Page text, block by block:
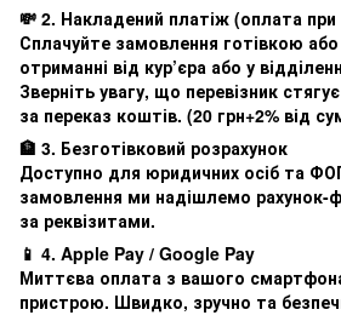
💸 2. Накладений платіж (оплата при
Сплачуйте замовлення готівкою
отриманні від кур’єра або у
Зверніть увагу, що перевізник
за переказ коштів. (20 грн+2% від
🏦 3. Безготівковий розрахунок
Доступно для юридичних осіб та
замовлення ми надішлемо рахунок-
за реквізитами.
📱 4. Apple Pay / Google Pay
Миттєва оплата з вашого
пристрою. Швидко, зручно та